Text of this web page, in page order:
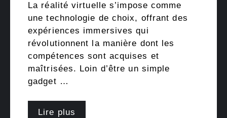
La réalité virtuelle s’impose comme
une technologie de choix, offrant des
expériences immersives qui
révolutionnent la manière dont les
compétences sont acquises et
maîtrisées. Loin d’être un simple
gadget …
Lire plus